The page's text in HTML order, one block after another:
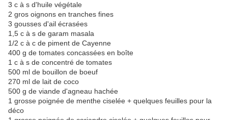
3 c à s d'huile végétale
2 gros oignons en tranches fines
3 gousses d'ail écrasées
1,5 c à s de garam masala
1/2 c à c de piment de Cayenne
400 g de tomates concassées en boîte
1 c à s de concentré de tomates
500 ml de bouillon de boeuf
270 ml de lait de coco
500 g de viande d'agneau hachée
1 grosse poignée de menthe ciselée + quelques feuilles pour la
déco